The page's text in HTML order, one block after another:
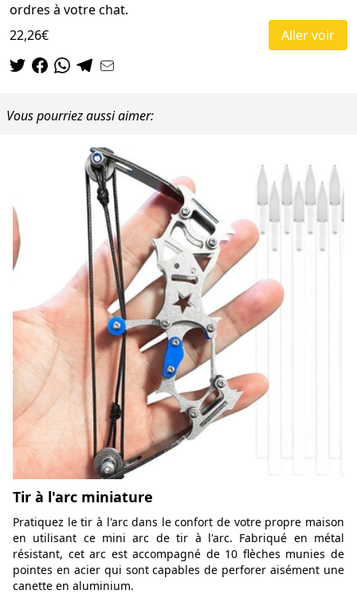
ordres à votre chat.
22,26€
Aller voir
Vous pourriez aussi aimer:
Tir à l'arc miniature
Pratiquez le tir à l'arc dans le confort de votre propre maison
en utilisant ce mini arc de tir à l'arc. Fabriqué en métal
résistant, cet arc est accompagné de 10 flèches munies de
pointes en acier qui sont capables de perforer aisément une
canette en aluminium.